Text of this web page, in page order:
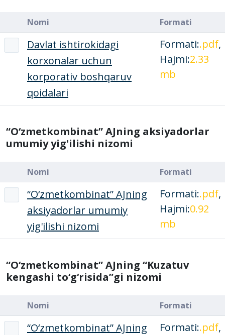
Nomi Formati
Davlat ishtirokidagi
korxonalar uchun
korporativ boshqaruv
qoidalari
Formati:.pdf,
Hajmi:2.33
mb
“O‘zmetkombinat” AJning aksiyadorlar
umumiy yig'ilishi nizomi
Nomi Formati
“O‘zmetkombinat” AJning
aksiyadorlar umumiy
yig'ilishi nizomi
Formati:.pdf,
Hajmi:0.92
mb
“O‘zmetkombinat” AJning “Kuzatuv
kengashi to‘g‘risida”gi nizomi
Nomi Formati
“O‘zmetkombinat” AJning
Formati:.pdf,